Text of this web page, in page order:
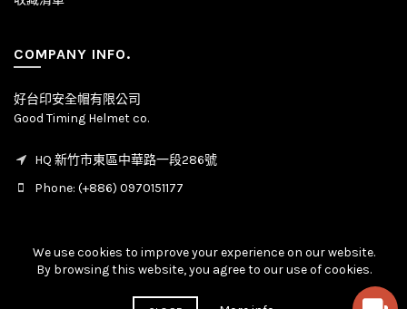
COMPANY INFO.
好台印安全帽有限公司
Good Timing Helmet co.
HQ 新竹市東區中華路一段286號
Phone: (+886) 0970151177
We use cookies to improve your experience on our website.
By browsing this website, you agree to our use of cookies.